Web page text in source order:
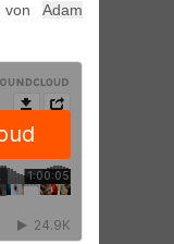
vonAdam